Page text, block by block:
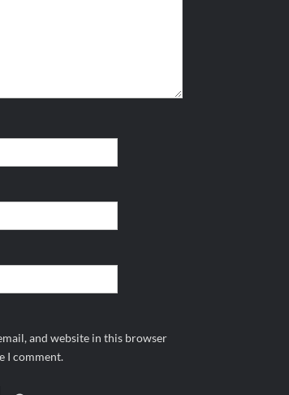
and website in this browser
I comment.